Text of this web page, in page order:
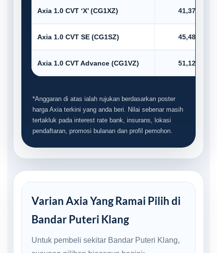
Axia 1.0 CVT ‘X’ (CG1XZ) 41,375.00
Axia 1.0 CVT SE (CG1SZ) 45,485.00
Axia 1.0 CVT Advance (CG1VZ) 51,123.00
*Anggaran di atas ialah rujukan berdasarkan poster
harga Axia terkini yang anda beri. Nilai sebenar masih
tertakluk pada interest rate bank, insurans, lokasi
pendaftaran, promosi bulanan dan profil pemohon.
Varian Axia Yang Ramai Pilih di
Bandar Puteri Klang
Untuk pembeli sekitar Bandar Puteri Klang,